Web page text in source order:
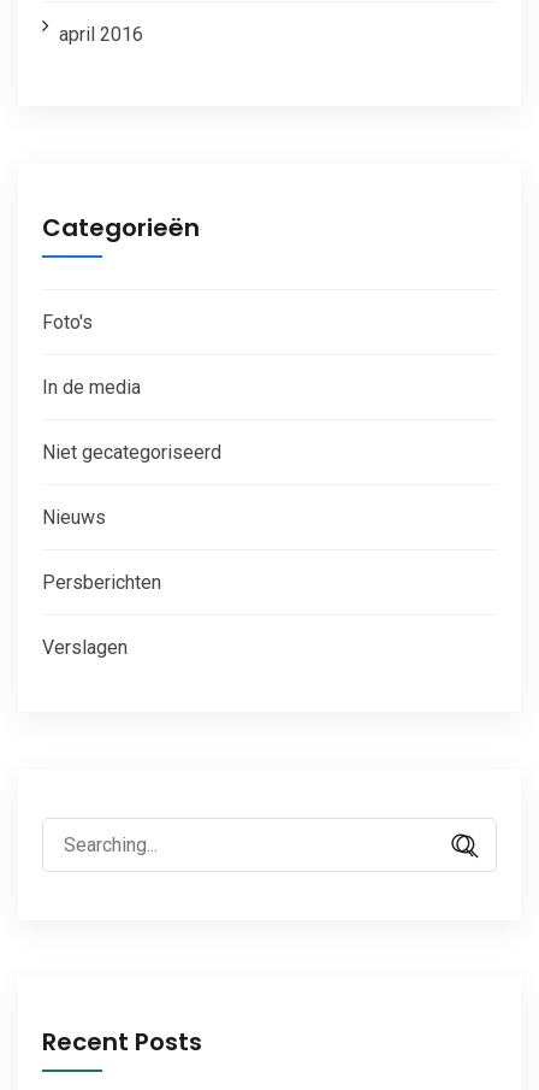
april 2016
Categorieën
Foto's
In de media
Niet gecategoriseerd
Nieuws
Persberichten
Verslagen
Search
for:
Recent Posts